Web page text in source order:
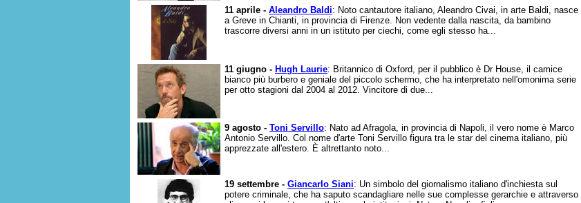
11 aprile - Aleandro Baldi: Noto cantautore italiano, Aleandro Civai, in arte Baldi, nasce
a Greve in Chianti, in provincia di Firenze. Non vedente dalla nascita, da bambino
trascorre diversi anni in un istituto per ciechi, come egli stesso ha...
11 giugno - Hugh Laurie: Britannico di Oxford, per il pubblico è Dr House, il camice
bianco più burbero e geniale del piccolo schermo, che ha interpretato nell'omonima serie
per otto stagioni dal 2004 al 2012. Vincitore di due...
9 agosto - Toni Servillo: Nato ad Afragola, in provincia di Napoli, il vero nome è Marco
Antonio Servillo. Col nome d'arte Toni Servillo figura tra le star del cinema italiano, più
apprezzate all'estero. È altrettanto noto...
19 settembre - Giancarlo Siani: Un simbolo del giornalismo italiano d'inchiesta sul
potere criminale, che ha saputo scandagliare nelle sue complesse gerarchie e attraverso